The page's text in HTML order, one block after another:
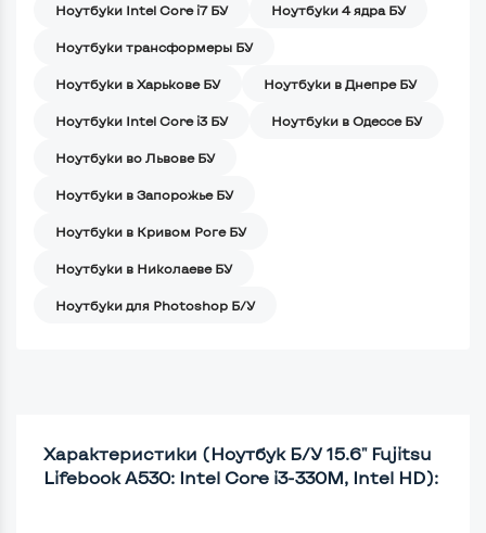
Ноутбуки Intel Core i7 БУ Ноутбуки 4 ядра БУ
Ноутбуки трансформеры БУ
Ноутбуки в Харькове БУ Ноутбуки в Днепре БУ
Ноутбуки Intel Core i3 БУ Ноутбуки в Одессе БУ
Ноутбуки во Львове БУ
Ноутбуки в Запорожье БУ
Ноутбуки в Кривом Роге БУ
Ноутбуки в Николаеве БУ
Ноутбуки для Photoshop Б/У
Характеристики (Ноутбук Б/У 15.6" Fujitsu
Lifebook A530: Intel Core i3-330M, Intel HD):